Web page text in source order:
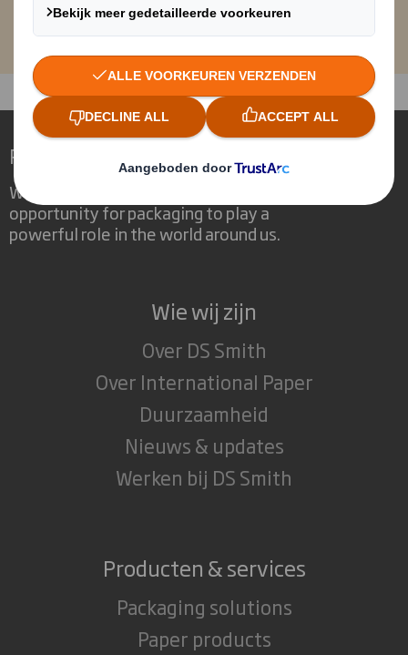
Redefining Packaging for a Changing World
We are different because we see the
opportunity for packaging to play a
powerful role in the world around us.
Wie wij zijn
Over DS Smith
Over International Paper
Duurzaamheid
Nieuws & updates
Werken bij DS Smith
Producten & services
Packaging solutions
Paper products